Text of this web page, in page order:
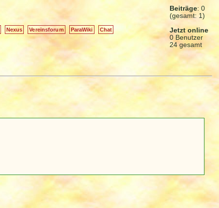
Beiträge: 0
(gesamt: 1)
Jetzt online
0 Benutzer
24 gesamt
Nexus Vereinsforum ParaWiki Chat